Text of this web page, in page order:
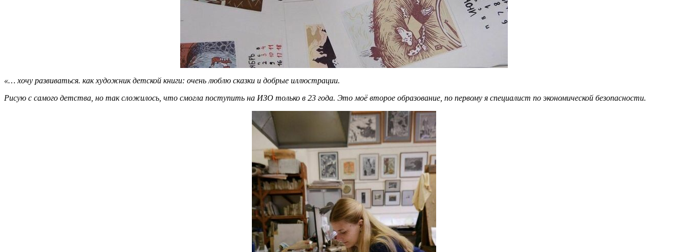
«… хочу развиваться. как художник детской книги: очень люблю сказки и добрые иллюстрации.
Рисую с самого детства, но так сложилось, что смогла поступить на ИЗО только в 23 года. Это моё второе образование, по первому я специалист по экономической безопасности.